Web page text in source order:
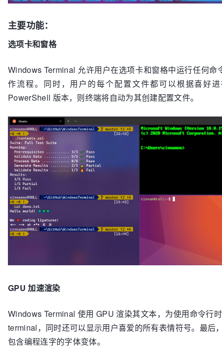
主要功能：
选项卡和窗格
Windows Terminal 允许用户在选项卡和窗格中运行任何
作流程。同时，用户的每个配置文件都可以根据喜好
PowerShell 版本，则终端将自动为其创建配置文件。
GPU 加速渲染
Windows Terminal 使用 GPU 渲染其文本，为使用命令行
terminal，同时还可以显示用户喜爱的所有表情符号。最
包含编程连字的字体变体。